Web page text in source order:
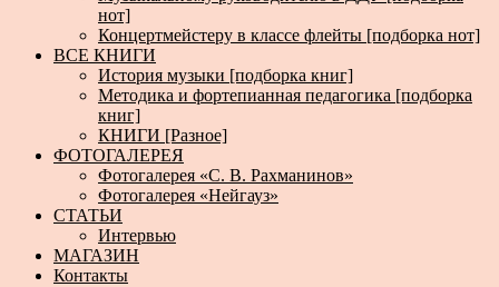
нот]
Концертмейстеру в классе флейты [подборка нот]
ВСЕ КНИГИ
История музыки [подборка книг]
Методика и фортепианная педагогика [подборка
книг]
КНИГИ [Разное]
ФОТОГАЛЕРЕЯ
Фотогалерея «С. В. Рахманинов»
Фотогалерея «Нейгауз»
СТАТЬИ
Интервью
МАГАЗИН
Контакты